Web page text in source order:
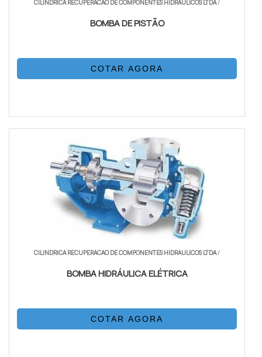
CILINDRICA RECUPERACAO DE COMPONENTES HIDRAULICOS LTDA/
BOMBA DE PISTÃO
COTAR AGORA
CILINDRICA RECUPERACAO DE COMPONENTES HIDRAULICOS LTDA/
BOMBA HIDRÁULICA ELÉTRICA
COTAR AGORA